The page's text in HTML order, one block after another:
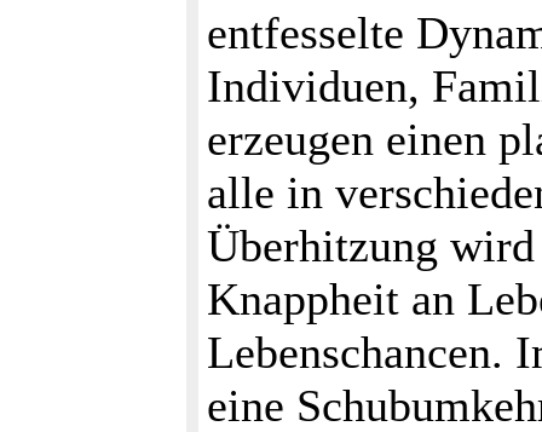
entfesselte
Individuen,
erzeugen einen
alle in
Überhitzung
Knappheit an
Lebenschancen.
eine